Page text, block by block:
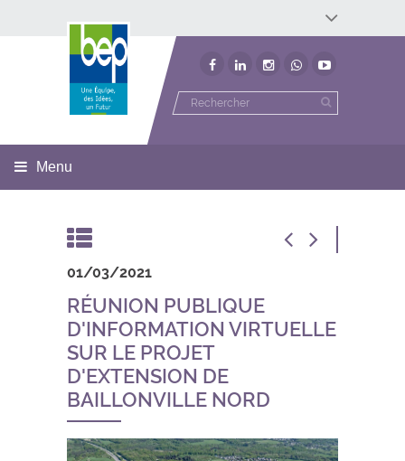
Développement économique
Développement territorial
Menu
01/03/2021
RÉUNION PUBLIQUE
D'INFORMATION VIRTUELLE
SUR LE PROJET
D'EXTENSION DE
BAILLONVILLE NORD